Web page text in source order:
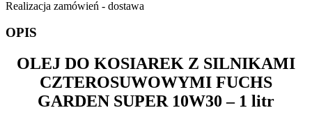
Realizacja zamówień - dostawa
OPIS
OLEJ DO KOSIAREK Z SILNIKAMI
CZTEROSUWOWYMI FUCHS
GARDEN SUPER 10W30 – 1 litr